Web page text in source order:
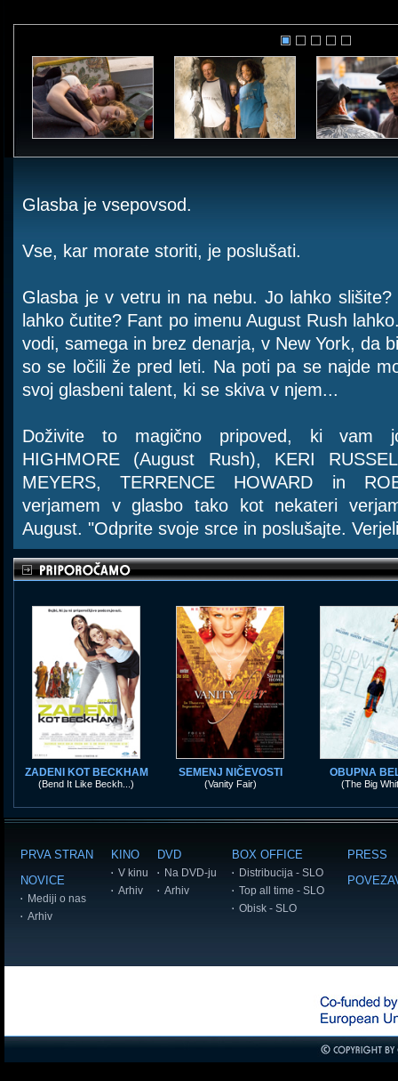
Glasba je vsepovsod.
Vse, kar morate storiti, je poslušati.
Glasba je v vetru in na nebu. Jo lahko
lahko čutite? Fant po imenu August Rush
vodi, samega in brez denarja, v New York, da
so se ločili že pred leti. Na poti pa se najde
svoj glasbeni talent, ki se skiva v njem...
Doživite to magično pripoved, ki vam
HIGHMORE (August Rush), KERI
MEYERS, TERRENCE HOWARD in
verjamem v glasbo tako kot nekateri
August. "Odprite svoje srce in poslušajte.
ZADENI KOT BECKHAM
(Bend It Like Beckh...)
SEMENJ NIČEVOSTI
(Vanity Fair)
OBUPNA
(The Big
PRVA STRAN
NOVICE
Mediji o nas
Arhiv
KINO
V kinu
Arhiv
DVD
Na DVD-ju
Arhiv
BOX OFFICE
Distribucija - SLO
Top all time - SLO
Obisk - SLO
PRESS